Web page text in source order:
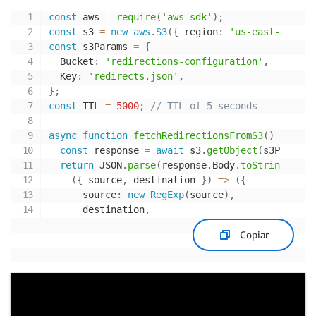
const aws = require( 'aws-sdk' ) ;
const s3 = new aws . S3({ region: 'us-east-1'
const s3Params = {
  Bucket
: 'redirections-configuration' ,
  Key
: 'redirects.json' ,
} ;
const TTL = 5000; // TTL of 5 seconds
async function fetchRedirectionsFromS3( )
const response = await s3.getObject (s3Params
return JSON. parse( response. Body.toString
({ source, destination }) => ({
      source
: new RegExp(source) ,
      destination
,
Copiar